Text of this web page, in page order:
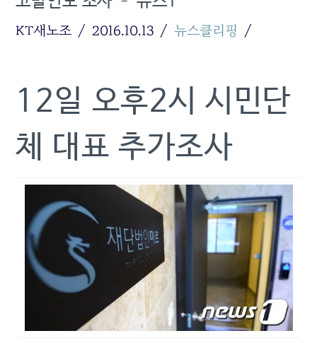
KT새노조 2016.10.13 뉴스클리핑
12일 오후2시 시민단
체 대표 추가조사